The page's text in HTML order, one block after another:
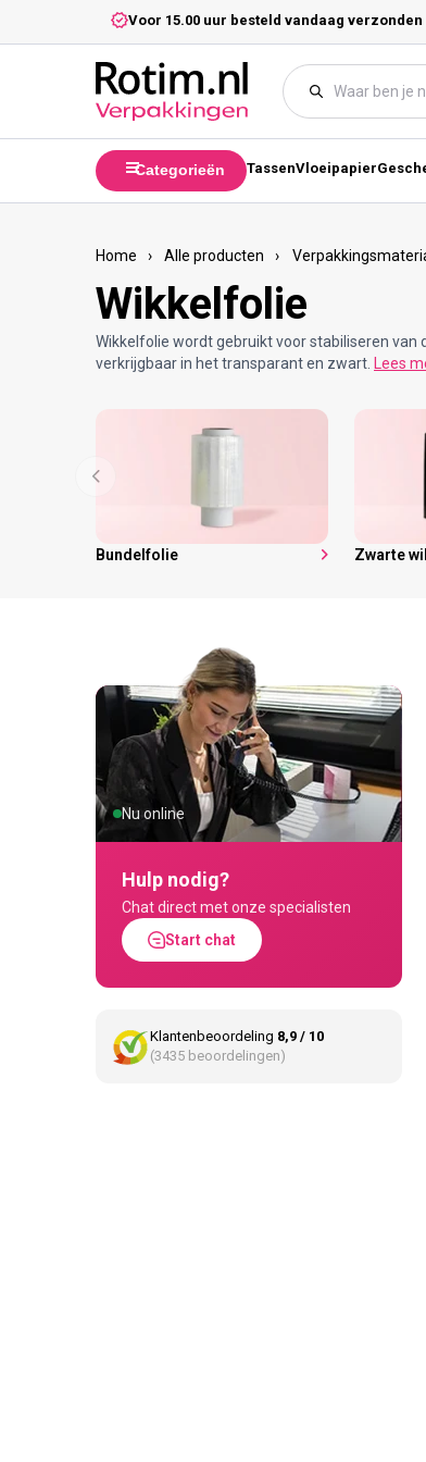
Meteen naar de contentVoor 15.00 uur besteld vandaag verzonden
Categorieën TassenVloeipapier
Home › Alle producten ›
Wikkelfolie
Wikkelfolie wordt gebruikt voor stabiliseren van
verkrijgbaar in het transparant en zwart. Lees
Bundelfolie Zwarte
Nu online
Hulp nodig?
Chat direct met onze specialisten
Start chat
Klantenbeoordeling 8,9 / 10
(3435 beoordelingen)